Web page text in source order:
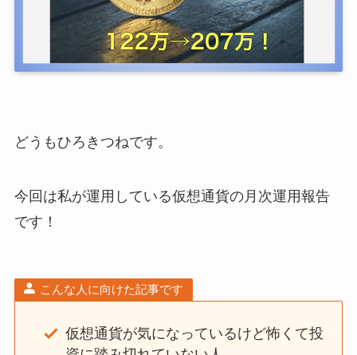
どうもひろきつねです。
今回は私が運用している仮想通貨の月次運用報告
です！
こんな人に向けた記事です
仮想通貨が気になっているけど怖くて投